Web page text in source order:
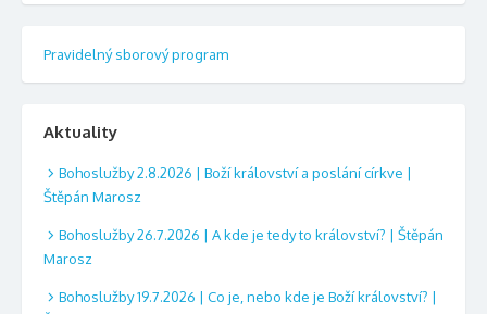
Pravidelný sborový program
Aktuality
Bohoslužby 2.8.2026 | Boží království a poslání církve |
Štěpán Marosz
Bohoslužby 26.7.2026 | A kde je tedy to království? | Štěpán
Marosz
Bohoslužby 19.7.2026 | Co je, nebo kde je Boží království? |